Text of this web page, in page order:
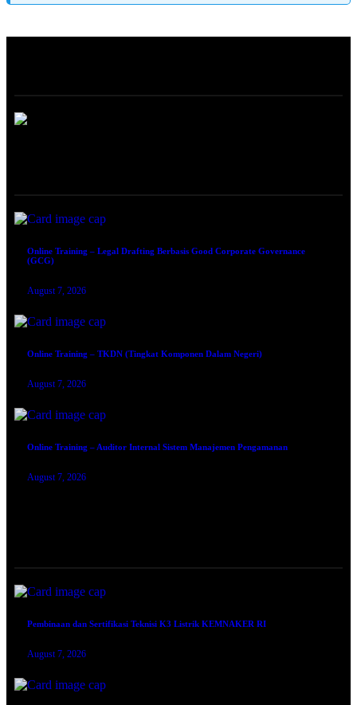
Online Training – Legal Drafting Berbasis Good Corporate Governance
(GCG)
August 7, 2026
Online Training – TKDN (Tingkat Komponen Dalam Negeri)
August 7, 2026
Online Training – Auditor Internal Sistem Manajemen Pengamanan
August 7, 2026
Pembinaan dan Sertifikasi Teknisi K3 Listrik KEMNAKER RI
August 7, 2026